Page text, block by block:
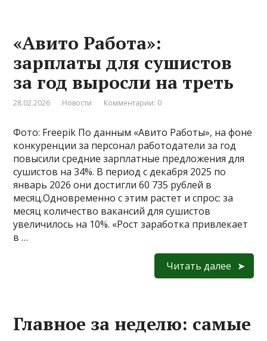
«Авито Работа»:
зарплаты для сушистов
за год выросли на треть
28.02.2026 Новости Комментарии: 0
Фото: Freepik По данным «Авито Работы», на фоне
конкуренции за персонал работодатели за год
повысили средние зарплатные предложения для
сушистов на 34%. В период с декабря 2025 по
январь 2026 они достигли 60 735 рублей в
месяц.Одновременно с этим растет и спрос: за
месяц количество вакансий для сушистов
увеличилось на 10%. «Рост заработка привлекает
в …
Читать далее
Главное за неделю: самые